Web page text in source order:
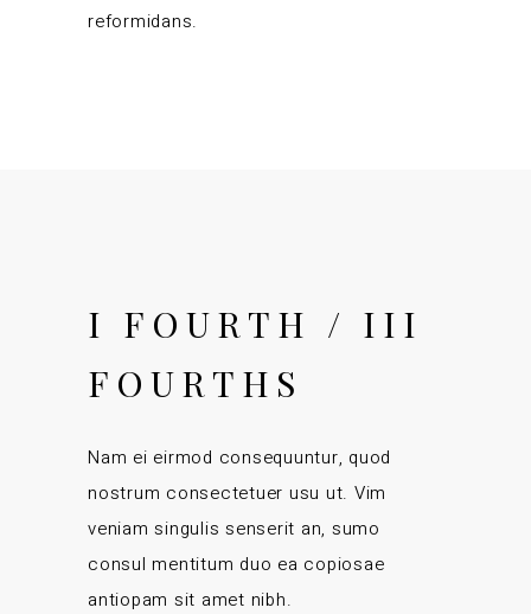
reformidans.
I FOURTH / III
FOURTHS
Nam ei eirmod consequuntur, quod
nostrum consectetuer usu ut. Vim
veniam singulis senserit an, sumo
consul mentitum duo ea copiosae
antiopam sit amet nibh.